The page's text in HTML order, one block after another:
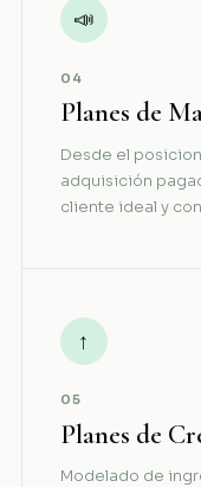
📣
04
Planes de
Desde el
adquisición
cliente ideal y
↑
05
Planes de
Modelado de